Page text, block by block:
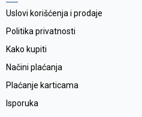
Uslovi korišćenja i prodaje
Politika privatnosti
Kako kupiti
Načini plaćanja
Plaćanje karticama
Isporuka